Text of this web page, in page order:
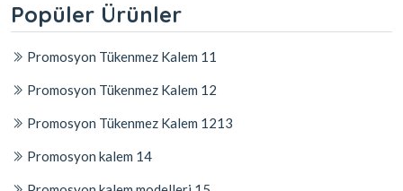
Popüler Ürünler
Promosyon Tükenmez Kalem 11
Promosyon Tükenmez Kalem 12
Promosyon Tükenmez Kalem 1213
Promosyon kalem 14